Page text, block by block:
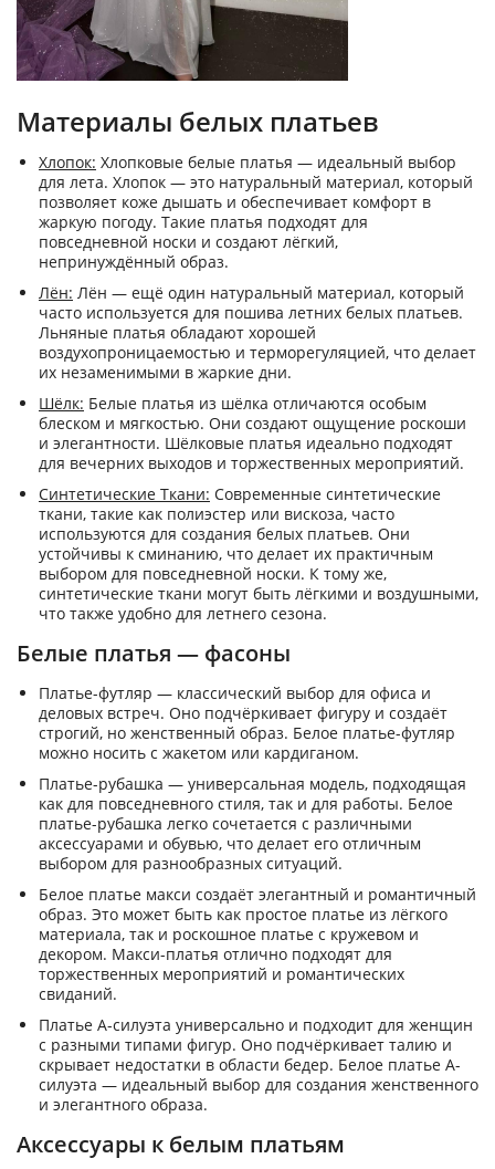
Материалы белых платьев
Хлопок: Хлопковые белые платья — идеальный выбор
для лета. Хлопок — это натуральный материал, который
позволяет коже дышать и обеспечивает комфорт в
жаркую погоду. Такие платья подходят для
повседневной носки и создают лёгкий,
непринуждённый образ.
Лён: Лён — ещё один натуральный материал, который
часто используется для пошива летних белых платьев.
Льняные платья обладают хорошей
воздухопроницаемостью и терморегуляцией, что делает
их незаменимыми в жаркие дни.
Шёлк: Белые платья из шёлка отличаются особым
блеском и мягкостью. Они создают ощущение роскоши
и элегантности. Шёлковые платья идеально подходят
для вечерних выходов и торжественных мероприятий.
Синтетические Ткани: Современные синтетические
ткани, такие как полиэстер или вискоза, часто
используются для создания белых платьев. Они
устойчивы к сминанию, что делает их практичным
выбором для повседневной носки. К тому же,
синтетические ткани могут быть лёгкими и воздушными,
что также удобно для летнего сезона.
Белые платья — фасоны
Платье-футляр — классический выбор для офиса и
деловых встреч. Оно подчёркивает фигуру и создаёт
строгий, но женственный образ. Белое платье-футляр
можно носить с жакетом или кардиганом.
Платье-рубашка — универсальная модель, подходящая
как для повседневного стиля, так и для работы. Белое
платье-рубашка легко сочетается с различными
аксессуарами и обувью, что делает его отличным
выбором для разнообразных ситуаций.
Белое платье макси создаёт элегантный и романтичный
образ. Это может быть как простое платье из лёгкого
материала, так и роскошное платье с кружевом и
декором. Макси-платья отлично подходят для
торжественных мероприятий и романтических
свиданий.
Платье А-силуэта универсально и подходит для женщин
с разными типами фигур. Оно подчёркивает талию и
скрывает недостатки в области бедер. Белое платье А-
силуэта — идеальный выбор для создания женственного
и элегантного образа.
Аксессуары к белым платьям